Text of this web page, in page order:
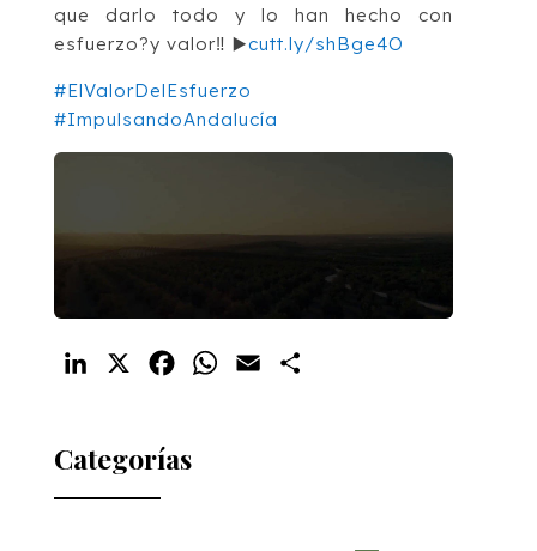
que darlo todo y lo han hecho con
esfuerzo?y valor‼️ ▶️cutt.ly/shBge4O
#ElValorDelEsfuerzo
#ImpulsandoAndalucía
LinkedIn FacebookWhatsApp
Email
Categorías